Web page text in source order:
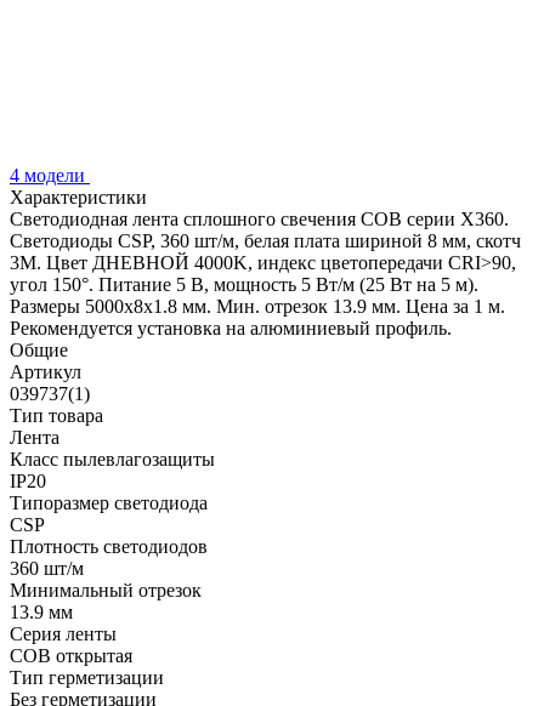
4 модели
Характеристики
Светодиодная лента сплошного свечения COB серии X360.
Светодиоды CSP, 360 шт/м, белая плата шириной 8 мм, скотч
3M. Цвет ДНЕВНОЙ 4000K, индекс цветопередачи CRI>90,
угол 150°. Питание 5 В, мощность 5 Вт/м (25 Вт на 5 м).
Размеры 5000х8х1.8 мм. Мин. отрезок 13.9 мм. Цена за 1 м.
Рекомендуется установка на алюминиевый профиль.
Общие
Артикул
039737(1)
Тип товара
Лента
Класс пылевлагозащиты
IP20
Типоразмер светодиода
CSP
Плотность светодиодов
360 шт/м
Минимальный отрезок
13.9 мм
Серия ленты
COB открытая
Тип герметизации
Без герметизации